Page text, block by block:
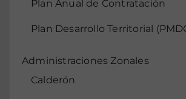
Plan Anual de Contratación
Plan Desarrollo Territorial
Administraciones Zonales
Calderón